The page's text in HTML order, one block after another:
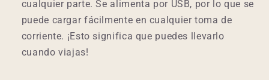
cualquier parte. Se alimenta por USB, por lo que se
puede cargar fácilmente en cualquier toma de
corriente. ¡Esto significa que puedes llevarlo
cuando viajas!